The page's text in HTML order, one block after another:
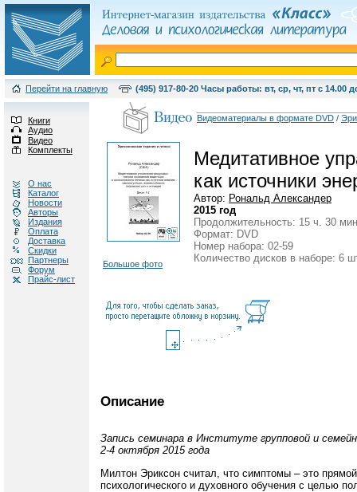
Перейти на главную (495) 917-80-20 Часы работы: вт, ср, чт, пт с 14.00
Книги
Аудио
Видео
Комплекты
О нас
Каталог
Новости
Авторы
Издания
Оплата
Доставка
Скидки
Партнеры
Форум
Прайс-лист
Видеоматериалы в формате DVD /
Большое фото
Медитативное
как источники
Автор: Рональд Александер
2015 год
Продолжительность: 15 ч. 30
Формат: DVD
Номер набора: 02-59
Количество дисков в наборе: 6
Описание
Запись семинара в Институте групповой и
2-4 октября 2015 года
Милтон Эриксон считал, что симптомы – это
психологического и духовного обучения с целью